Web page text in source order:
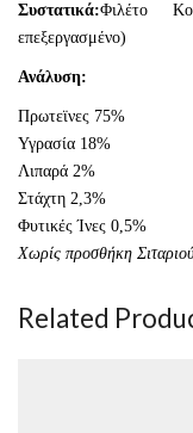
Συστατικά:Φιλέτο
επεξεργασμένο)
Ανάλυση:
Πρωτεϊνες 75%
Υγρασία 18%
Λιπαρά 2%
Στάχτη 2,3%
Φυτικές Ίνες 0,5%
Χωρίς προσθήκη
Related